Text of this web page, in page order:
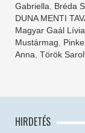
Gabriella, Bréda
DUNA MENTI
Magyar Gaál Lívia
Mustármag,
Anna, Török
HIRDETÉS